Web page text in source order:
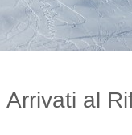
Arrivati al